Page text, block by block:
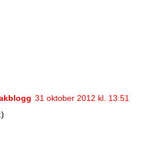
31 oktober 2012 kl. 13:51